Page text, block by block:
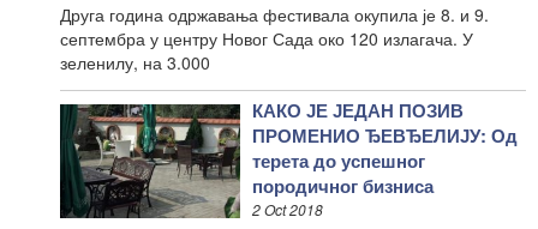
Друга година одржавања фестивала окупила је 8. и 9.
септембра у центру Новог Сада око 120 излагача. У
зеленилу, на 3.000
КАКО ЈЕ ЈЕДАН ПОЗИВ
ПРОМЕНИО ЂЕВЂЕЛИЈУ: Од
терета до успешног
породичног бизниса
2 Oct 2018